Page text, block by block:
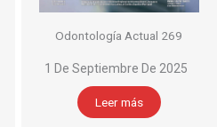
Odontología Actual 269
1 De Septiembre De 2025
Leer más